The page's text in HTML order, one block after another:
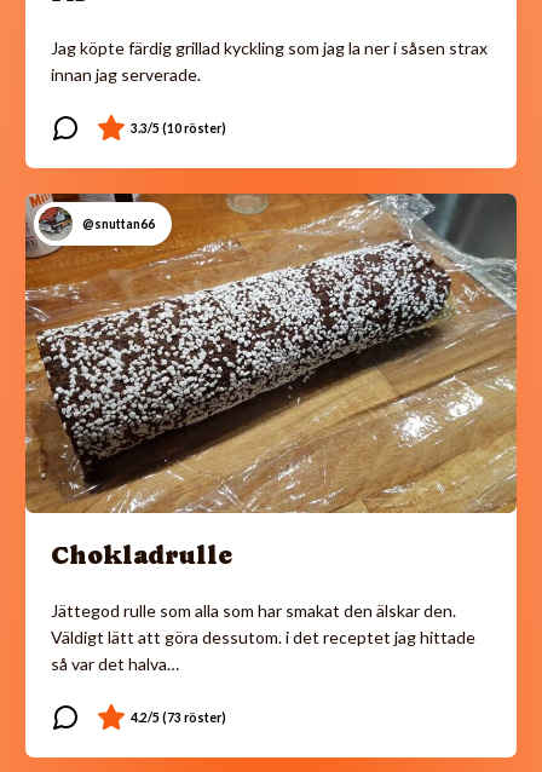
Jag köpte färdig grillad kyckling som jag la ner i såsen strax
innan jag serverade.
@snuttan66
Chokladrulle
Jättegod rulle som alla som har smakat den älskar den.
Väldigt lätt att göra dessutom. i det receptet jag hittade
så var det halva…